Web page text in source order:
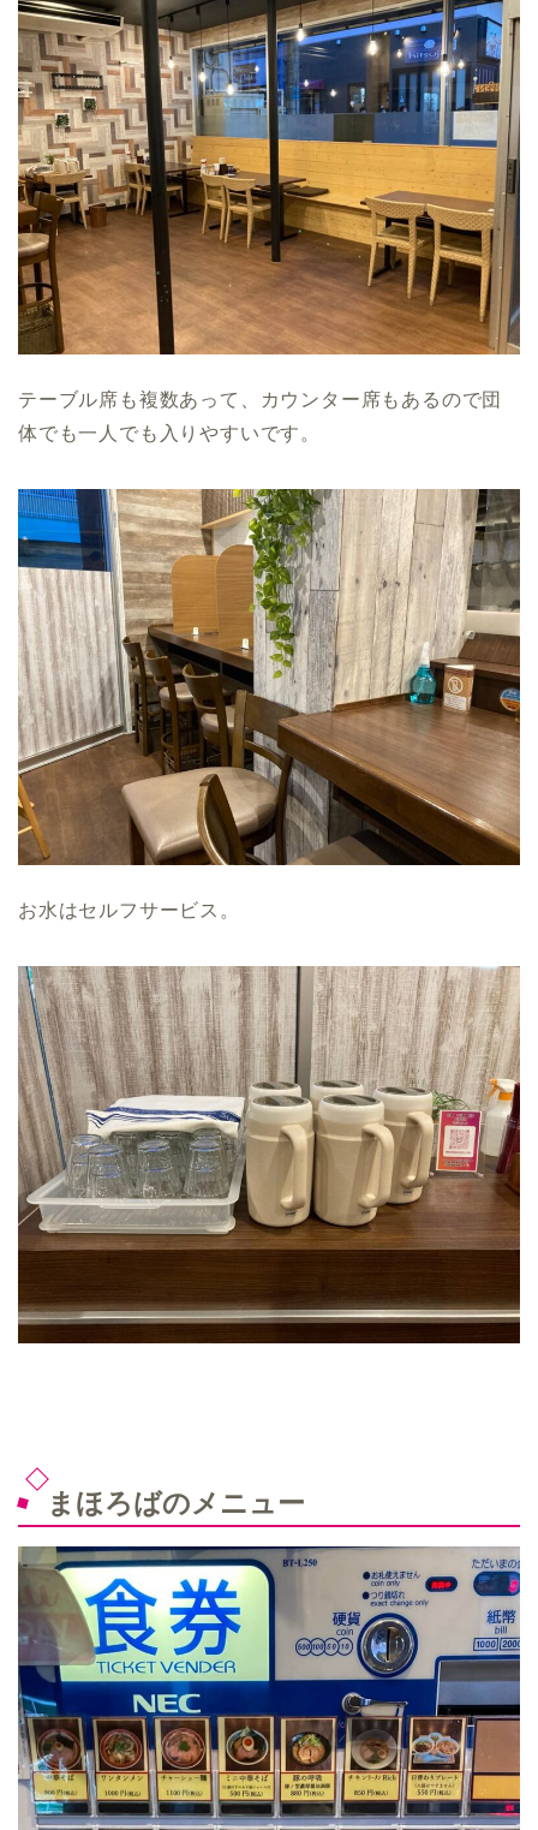
テーブル席も複数あって、カウンター席もあるので団
体でも一人でも入りやすいです。
お水はセルフサービス。
まほろばのメニュー